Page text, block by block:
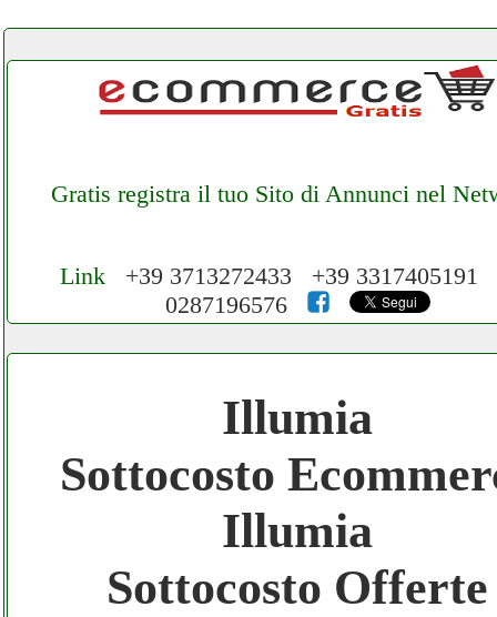
Gratis registra il tuo Sito di Annunci nel
Cerchiamo Collaboratori per Lavoro nel
Network 3.000 € Mese
Gratis registra il tuo Ecommerce nel
Gratis registra il tuo Sito di Annunci nel
Link+39 3713272433 +39 3317405191
0287196576
Illumia
Sottocosto
Illumia
Sottocosto Offerte